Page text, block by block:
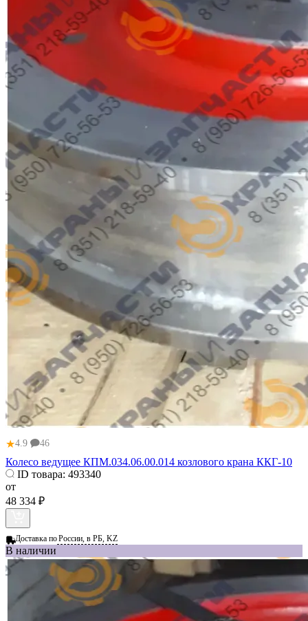
★4.9 46
Колесо ведущее КПМ.034.06.00.014 козлового крана ККГ-10
ID товара: 493340
от
48 334 ₽
Доставка поРоссии, в РБ, KZ
В наличии